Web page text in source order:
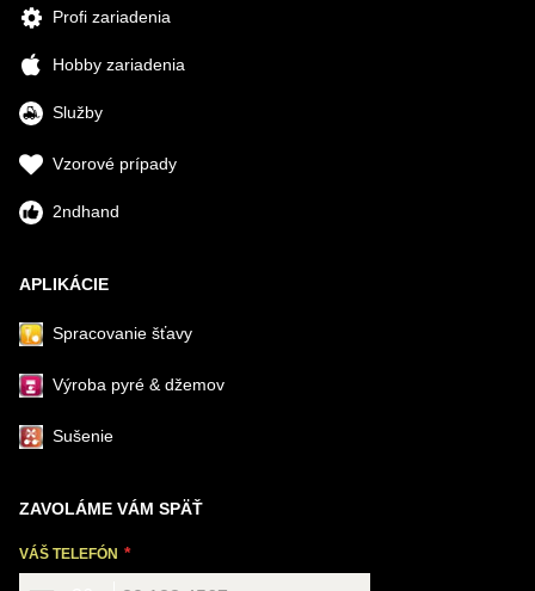
Profi zariadenia
Hobby zariadenia
Služby
Vzorové prípady
2ndhand
APLIKÁCIE
Spracovanie šťavy
Výroba pyré & džemov
Sušenie
ZAVOLÁME VÁM SPÄŤ
VÁŠ TELEFÓN